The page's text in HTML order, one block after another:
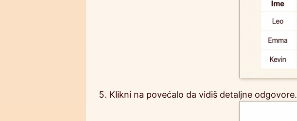
Klikni na povećalo da vidiš detaljne odgovore.